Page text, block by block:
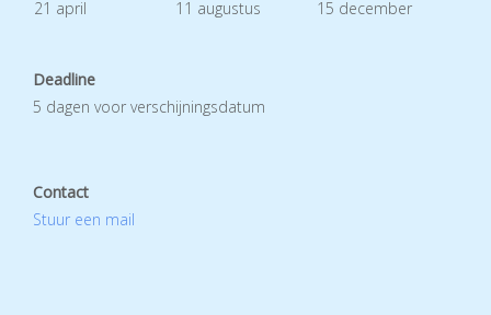
21 april 11 augustus 15 december
Deadline
5 dagen voor verschijningsdatum
Contact
Stuur een mail